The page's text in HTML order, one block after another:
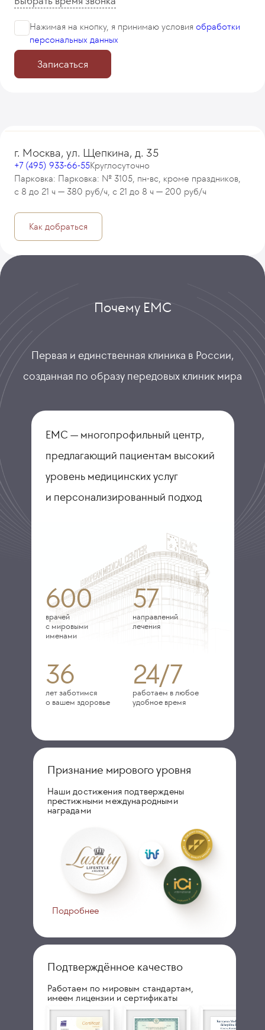
Нажимая на кнопку, я принимаю условия обработки
персональных данных
Записаться
г. Москва, ул. Щепкина, д. 35
+7 (495) 933-66-55Круглосуточно
Парковка: Парковка: № 3105, пн-вс, кроме праздников,
с 8 до 21 ч — 380 руб/ч, с 21 до 8 ч — 200 руб/ч
Как добраться
Почему ЕМС
Первая и единственная клиника в России,
созданная по образу передовых клиник мира
ЕМС — многопрофильный центр,
предлагающий пациентам высокий
уровень медицинских услуг
и персонализированный подход
600
врачей
с мировыми
именами
57
направлений
лечения
36
лет заботимся
о вашем здоровье
24/7
работаем в любое
удобное время
Признание мирового уровня
Наши достижения подтверждены
престижными международными
наградами
Подробнее
Подтверждённое качество
Работаем по мировым стандартам,
имеем лицензии и сертификаты